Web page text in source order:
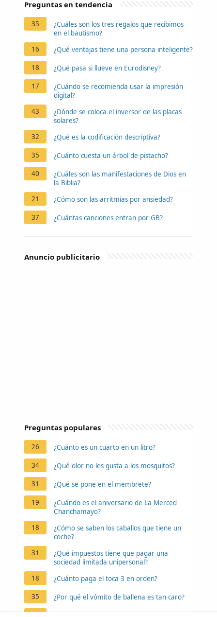
Preguntas en tendencia
35
¿Cuáles son los tres regalos que recibimos
en el bautismo?
16
¿Qué ventajas tiene una persona inteligente?
18 ¿Qué pasa si llueve en Eurodisney?
17
¿Cuándo se recomienda usar la impresión
digital?
43
¿Dónde se coloca el inversor de las placas
solares?
32
¿Qué es la codificación descriptiva?
35 ¿Cuánto cuesta un árbol de pistacho?
40
¿Cuáles son las manifestaciones de Dios en
la Biblia?
21
¿Cómo son las arritmias por ansiedad?
37 ¿Cuántas canciones entran por GB?
Anuncio publicitario
Preguntas populares
26 ¿Cuánto es un cuarto en un litro?
34 ¿Qué olor no les gusta a los mosquitos?
31 ¿Qué se pone en el membrete?
19
¿Cuándo es el aniversario de La Merced
Chanchamayo?
18
¿Cómo se saben los caballos que tiene un
coche?
31
¿Qué impuestos tiene que pagar una
sociedad limitada unipersonal?
18
¿Cuánto paga el toca 3 en orden?
35 ¿Por qué el vómito de ballena es tan caro?
32